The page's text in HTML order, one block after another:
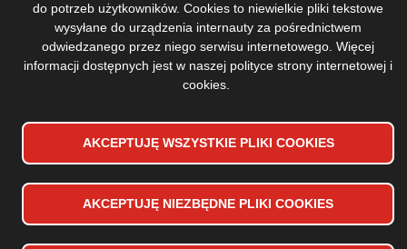
do potrzeb użytkowników. Cookies to niewielkie pliki tekstowe
wysyłane do urządzenia internauty za pośrednictwem
odwiedzanego przez niego serwisu internetowego. Więcej
informacji dostępnych jest w naszej polityce strony internetowej i
cookies
AKCEPTUJĘ WSZYSTKIE PLIKI COOKIES
AKCEPTUJĘ NIEZBĘDNE PLIKI COOKIES
WYCOFAJ ZGODĘ NA PLIKI COOKIES
Copyrights 2024 Toruńska Orkiestra Symfoniczna
menu
Accessibility declaration
Sitemap
Design and implementation:Vobacom